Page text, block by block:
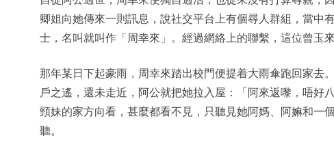
卿姐向她傳來一則訊息，說社交平台上有個尋人群組，當
士，名叫就叫作「周幸來」。經過網絡上的聯繫，這位曾玉
那年某日下起豪雨，周幸來踏出校門便提着大雨傘跑回家去
戶之遙，還未走近，阿公就把她拉入屋：「阿來返嚟，唔
頸妹的家方向看，甚麼都看不見，只聽見她阿媽、阿嫲和一
聽。